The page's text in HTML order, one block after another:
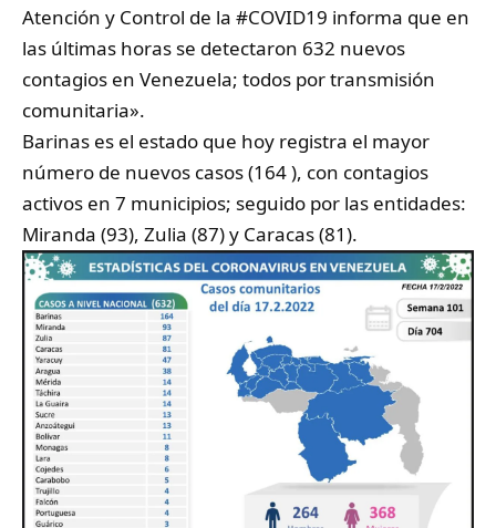
Atención y Control de la #COVID19 informa que en
las últimas horas se detectaron 632 nuevos
contagios en Venezuela; todos por transmisión
comunitaria».
Barinas es el estado que hoy registra el mayor
número de nuevos casos (164 ), con contagios
activos en 7 municipios; seguido por las entidades:
Miranda (93), Zulia (87) y Caracas (81).